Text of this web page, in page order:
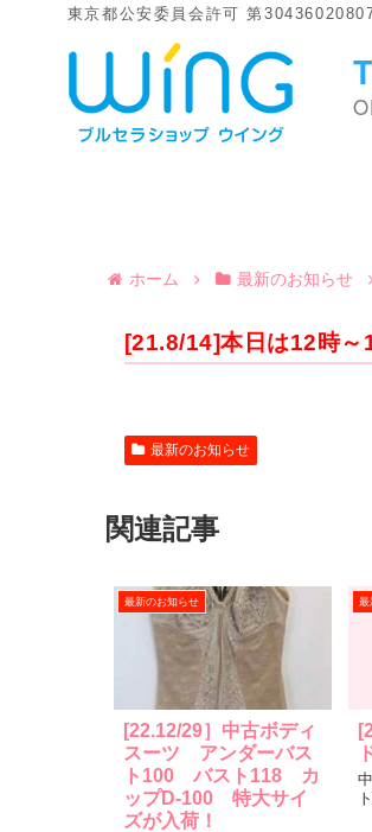
東京都公安委員会許可 第
ホーム 最新のお知らせ
[21.8/14]本日は12時～
最新のお知らせ
関連記事
最新のお知らせ
[22.12/29］中古ボディ
スーツ アンダーバス
ト100 バスト118 カ
ップD-100 特大サイ
ズが入荷！
最